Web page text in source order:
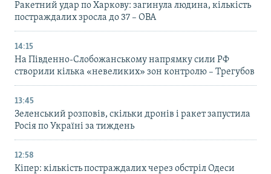
Ракетний удар по Харкову: загинула людина, кількість
постраждалих зросла до 37 – ОВА
14:15
На Південно-Слобожанському напрямку сили РФ
створили кілька «невеликих» зон контролю – Трегубов
13:45
Зеленський розповів, скільки дронів і ракет запустила
Росія по Україні за тиждень
12:58
Кіпер: кількість постраждалих через обстріл Одеси